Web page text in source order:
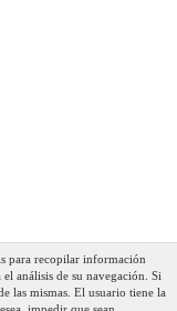
para recopilar información
análisis de su navegación. Si
las mismas. El usuario tiene la